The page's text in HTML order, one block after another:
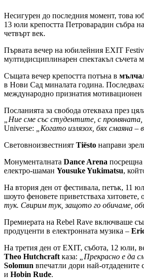
Несигурен до последния момент, това
13 юли крепостта Петроварадин събра
четвърт век.
Първата вечер на юбилейния EXIT
мултидисциплинарен спектакъл съчета
Същата вечер крепостта потъна в
в Нови Сад миналата година.
международно признатия мотивационен
Посланията за свобода отекваха през
„Ние сме със студентите, с
Universe:
„Когато излязох, бях смаяна
Световноизвестният Tiësto направи
Монументалната Dance Arena посрещна
електро-шаман Yousuke Yukimatsu,
На втория ден от фестивала, петък, 11
шоуто феновете приветстваха
тук. Свирим тук, защото го обичаме,
Премиерата на Rebel Rave включваше
продуценти в електронната музика –
На третия ден от EXIT, събота, 12 юли,
Theo Hutchcraft каза: „Прекрасно е да
Solomun впечатли дори най-отдадените
и Hobin Rude.